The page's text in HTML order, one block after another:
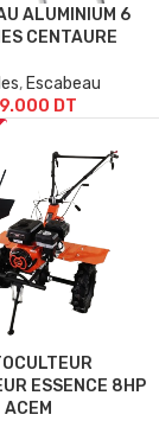
ALUMINIUM 6
CENTAURE
, Escabeau
DT
ESSENCE 8HP
ACEM